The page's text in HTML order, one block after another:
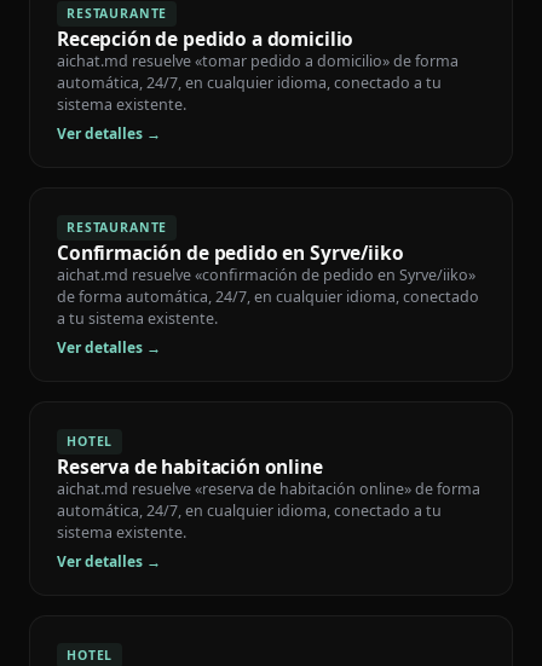
RESTAURANTE
Recepción de pedido a domicilio
aichat.md resuelve «tomar pedido a domicilio» de forma
automática, 24/7, en cualquier idioma, conectado a tu
sistema existente.
Ver detalles →
RESTAURANTE
Confirmación de pedido en Syrve/iiko
aichat.md resuelve «confirmación de pedido en Syrve/iiko»
de forma automática, 24/7, en cualquier idioma, conectado
a tu sistema existente.
Ver detalles →
HOTEL
Reserva de habitación online
aichat.md resuelve «reserva de habitación online» de forma
automática, 24/7, en cualquier idioma, conectado a tu
sistema existente.
Ver detalles →
HOTEL